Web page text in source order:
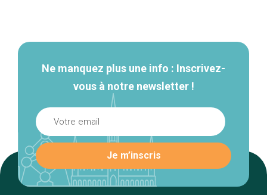
Ne manquez plus une info : Inscrivez-
vous à notre newsletter !